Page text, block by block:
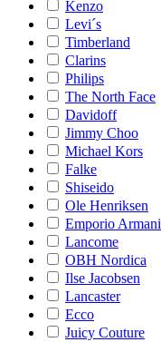
Kenzo
Levi´s
Timberland
Clarins
Philips
The North Face
Davidoff
Jimmy Choo
Michael Kors
Falke
Shiseido
Ole Henriksen
Emporio Armani
Lancome
OBH Nordica
Ilse Jacobsen
Lancaster
Ecco
Juicy Couture